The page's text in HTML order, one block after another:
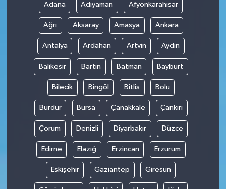
Adana Adıyaman Afyonkarahisar
Ağrı Aksaray Amasya Ankara
Antalya Ardahan Artvin Aydın
Balıkesir Bartın Batman Bayburt
Bilecik Bingöl Bitlis Bolu
Burdur Bursa Çanakkale Çankırı
Çorum Denizli Diyarbakır Düzce
Edirne Elazığ Erzincan Erzurum
Eskişehir Gaziantep Giresun